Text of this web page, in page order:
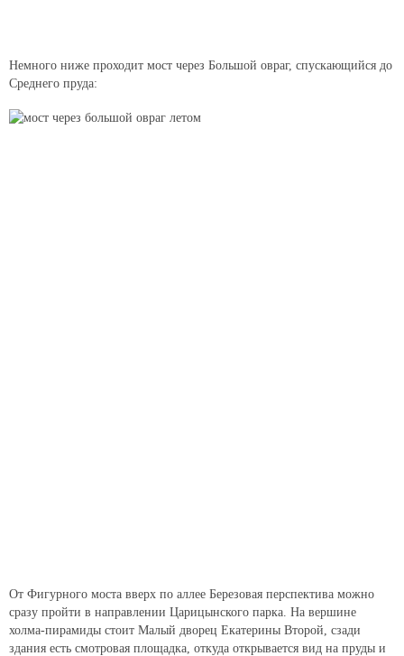
Немного ниже проходит мост через Большой овраг, спускающийся до
Среднего пруда:
От Фигурного моста вверх по аллее Березовая перспектива можно
сразу пройти в направлении Царицынского парка. На вершине
холма-пирамиды стоит Малый дворец Екатерины Второй, сзади
здания есть смотровая площадка, откуда открывается вид на пруды и